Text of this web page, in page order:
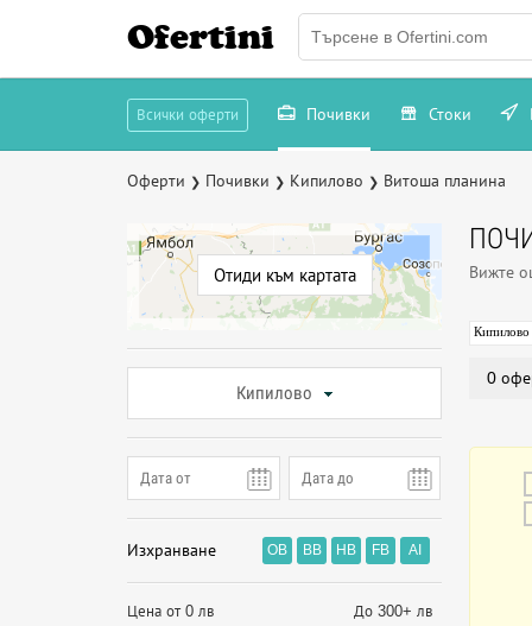
Ofertini
Всички оферти Почивки Стоки
Оферти ❯ Почивки ❯ Кипилово ❯ Витоша планина
Отиди към картата
Кипилово
Изхранване OB BB HB FB AI
Цена от 0 лв До 300+ лв
Вижте
Кипилово
0